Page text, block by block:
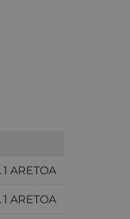
1 ARETOA
1 ARETOA